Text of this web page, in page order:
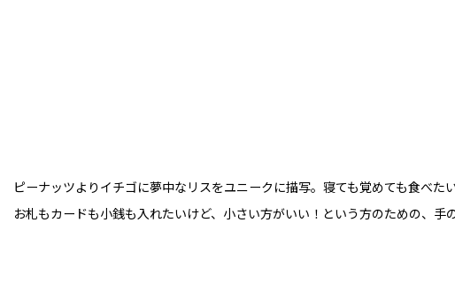
ピーナッツよりイチゴに夢中なリスをユニークに描写。寝ても覚めても食べた
お札もカードも小銭も入れたいけど、小さい方がいい！という方のための、